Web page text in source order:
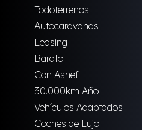
Todoterrenos
Autocaravanas
Leasing
Barato
Con Asnef
30.000km Año
Vehículos Adaptados
Coches de Lujo